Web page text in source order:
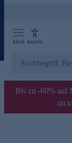
Menü Ansicht
Bis zu -60% auf
on